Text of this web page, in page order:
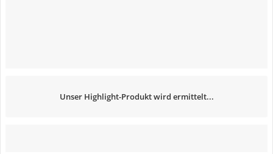
Unser Highlight-Produkt wird ermittelt...